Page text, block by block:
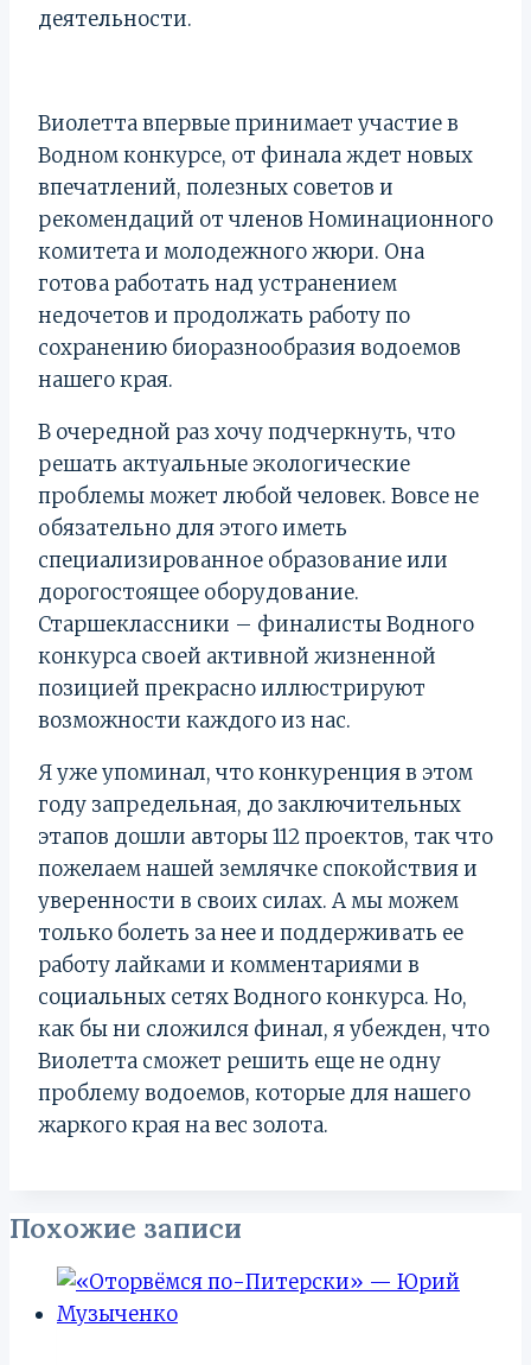
деятельности.
Виолетта впервые принимает участие в
Водном конкурсе, от финала ждет новых
впечатлений, полезных советов и
рекомендаций от членов Номинационного
комитета и молодежного жюри. Она
готова работать над устранением
недочетов и продолжать работу по
сохранению биоразнообразия водоемов
нашего края.
В очередной раз хочу подчеркнуть, что
решать актуальные экологические
проблемы может любой человек. Вовсе не
обязательно для этого иметь
специализированное образование или
дорогостоящее оборудование.
Старшеклассники – финалисты Водного
конкурса своей активной жизненной
позицией прекрасно иллюстрируют
возможности каждого из нас.
Я уже упоминал, что конкуренция в этом
году запредельная, до заключительных
этапов дошли авторы 112 проектов, так что
пожелаем нашей землячке спокойствия и
уверенности в своих силах. А мы можем
только болеть за нее и поддерживать ее
работу лайками и комментариями в
социальных сетях Водного конкурса. Но,
как бы ни сложился финал, я убежден, что
Виолетта сможет решить еще не одну
проблему водоемов, которые для нашего
жаркого края на вес золота.
Похожие записи